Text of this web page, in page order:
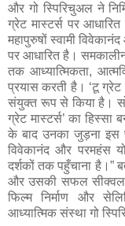
और गो स्पिरिचुअल ने
ग्रेट मास्टर्स पर
महापुरुषों स्वामी
पर आधारित है।
तक आध्यात्मिकता,
प्रयास करती है। ‘टू ग्रेट
संयुक्त रूप से किया है।
ग्रेट मास्टर्स’ का
के बाद उनका जुड़ना इस
विवेकानंद और परमहंस
दर्शकों तक पहुँचाना है।”
और उसकी सफल सीक्वल
फिल्म निर्माण और
आध्यात्मिक संस्था गो